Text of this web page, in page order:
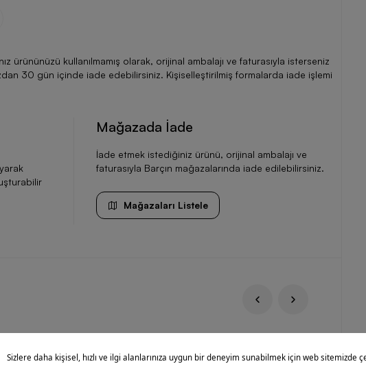
ürününüzü kullanılmamış olarak, orijinal ambalajı ve faturasıyla isterseniz
30 gün içinde iade edebilirsiniz. Kişiselleştirilmiş formalarda iade işlemi
Mağazada İade
İade etmek istediğiniz ürünü, orijinal ambalajı ve
faturasıyla Barçın mağazalarında iade edilebilirsiniz.
Mağazaları Listele